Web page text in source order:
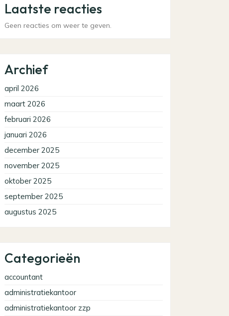
Laatste reacties
Geen reacties om weer te geven.
Archief
april 2026
maart 2026
februari 2026
januari 2026
december 2025
november 2025
oktober 2025
september 2025
augustus 2025
Categorieën
accountant
administratiekantoor
administratiekantoor zzp